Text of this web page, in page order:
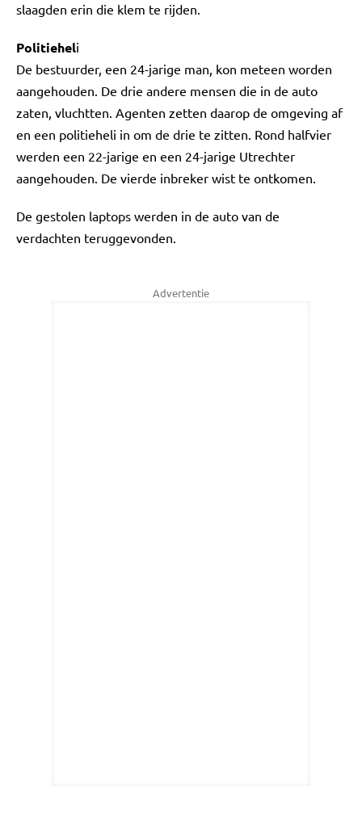
slaagden erin die klem te rijden.
Politieheli
De bestuurder, een 24-jarige man, kon meteen worden
aangehouden. De drie andere mensen die in de auto
zaten, vluchtten. Agenten zetten daarop de omgeving af
en een politieheli in om de drie te zitten. Rond halfvier
werden een 22-jarige en een 24-jarige Utrechter
aangehouden. De vierde inbreker wist te ontkomen.
De gestolen laptops werden in de auto van de
verdachten teruggevonden.
Advertentie